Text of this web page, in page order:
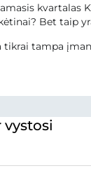
kvartalas
Bet taip
tampa
vystosi